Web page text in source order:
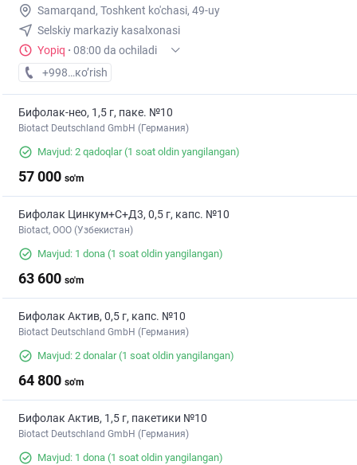
Samarqand, Toshkent ko'chasi, 49-uy
Selskiy markaziy kasalxonasi
Yopiq · 08:00 da ochiladi
+998 (99) XXX-XX-XX
кo’rish
Бифолак-нео, 1,5 г, паке. №10
Biotact Deutschland GmbH (Германия)
Mavjud: 2 qadoqlar(1 soat oldin yangilangan)
57 000 so'm
Бифолак Цинкум+С+Д3, 0,5 г, капс. №10
Biotact, ООО (Узбекистан)
Mavjud: 1 dona (1 soat oldin yangilangan)
63 600 so'm
Бифолак Актив, 0,5 г, капс. №10
Biotact Deutschland GmbH (Германия)
Mavjud: 2 donalar(1 soat oldin yangilangan)
64 800 so'm
Бифолак Актив, 1,5 г, пакетики №10
Biotact Deutschland GmbH (Германия)
Mavjud: 1 dona (1 soat oldin yangilangan)